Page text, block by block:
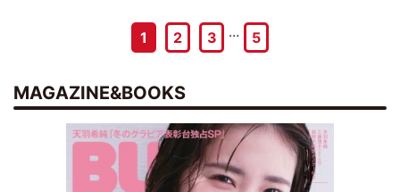
1 2 3 … 5
MAGAZINE&BOOKS